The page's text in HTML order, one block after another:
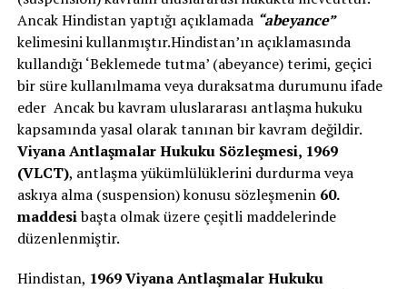
Ancak Hindistan yaptığı açıklamada “abeyance”
kelimesini kullanmıştır.Hindistan’ın açıklamasında
kullandığı ‘Beklemede tutma’ (abeyance) terimi, geçici
bir süre kullanılmama veya duraksatma durumunu ifade
eder Ancak bu kavram uluslararası antlaşma hukuku
kapsamında yasal olarak tanınan bir kavram değildir.
Viyana Antlaşmalar Hukuku Sözleşmesi, 1969
(VLCT), antlaşma yükümlülüklerini durdurma veya
askıya alma (suspension) konusu sözleşmenin 60.
maddesibaşta olmak üzere çeşitli maddelerinde
düzenlenmiştir.
Hindistan, 1969 Viyana Antlaşmalar Hukuku